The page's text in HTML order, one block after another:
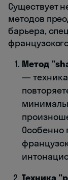
Существует
методов
барьера,
Метод
—
Особенно